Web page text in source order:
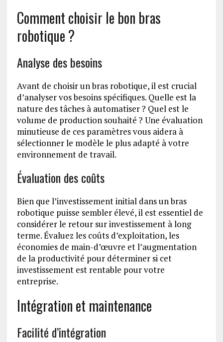
Comment choisir le bon bras
robotique ?
Analyse des besoins
Avant de choisir un bras robotique, il est crucial
d’analyser vos besoins spécifiques. Quelle est la
nature des tâches à automatiser ? Quel est le
volume de production souhaité ? Une évaluation
minutieuse de ces paramètres vous aidera à
sélectionner le modèle le plus adapté à votre
environnement de travail.
Évaluation des coûts
Bien que l’investissement initial dans un bras
robotique puisse sembler élevé, il est essentiel de
considérer le retour sur investissement à long
terme. Évaluez les coûts d’exploitation, les
économies de main-d’œuvre et l’augmentation
de la productivité pour déterminer si cet
investissement est rentable pour votre
entreprise.
Intégration et maintenance
Facilité d’intégration